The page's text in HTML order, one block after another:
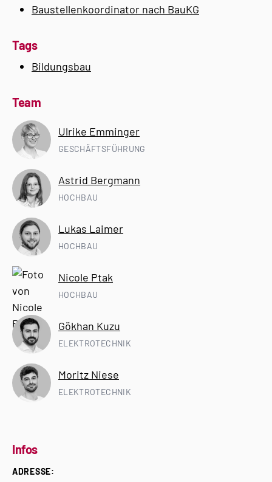
Baustellenkoordinator nach BauKG
Tags
Bildungsbau
Team
Ulrike Emminger
GESCHÄFTSFÜHRUNG
Astrid Bergmann
HOCHBAU
Lukas Laimer
HOCHBAU
Nicole Ptak
HOCHBAU
Gökhan Kuzu
ELEKTROTECHNIK
Moritz Niese
ELEKTROTECHNIK
Infos
ADRESSE: